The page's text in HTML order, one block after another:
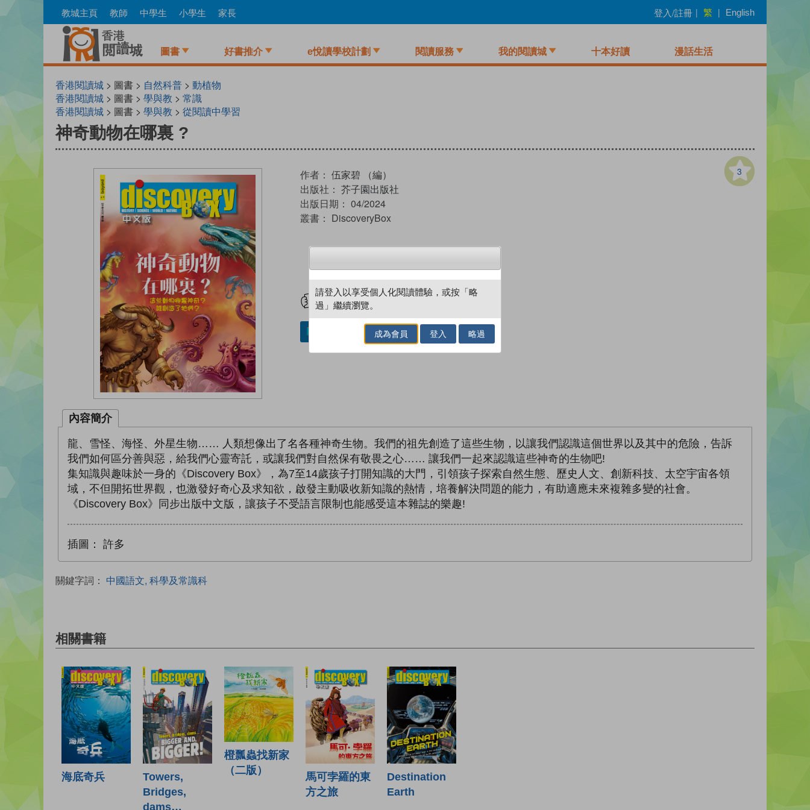
to
教城主頁 教師 中學生 小學生 家長 登入/註冊 | 繁 | English
圖書 好書推介 e悅讀學校計劃 閱讀服務 我的閱讀城 十本好讀 漫話生活
香港閱讀城 > 圖書 > 自然科普 > 動植物
香港閱讀城 > 圖書 > 學與教 > 常識
香港閱讀城 > 圖書 > 學與教 > 從閱讀中學習
神奇動物在哪裏 ?
3
作者： 伍家碧 （編）
出版社： 芥子園出版社
出版日期： 04/2024
叢書： DiscoveryBox
試閲 加入閱讀紀錄
加入／閱讀電子書
內容簡介
龍、雪怪、海怪、外星生物…… 人類想像出了名各種神奇生物。我們的祖先創造了這些生物，以讓我們認識這個世界以及其中的危險，告訴
我們如何區分善與惡，給我們心靈寄託，或讓我們對自然保有敬畏之心…… 讓我們一起來認識這些神奇的生物吧!
集知識與趣味於一身的《Discovery Box》，為7至14歲孩子打開知識的大門，引領孩子探索自然生態、歷史人文、創新科技、太空宇宙各領
域，不但開拓世界觀，也激發好奇心及求知欲，啟發主動吸收新知識的熱情，培養解決問題的能力，有助適應未來複雜多變的社會。
《Discovery Box》同步出版中文版，讓孩子不受語言限制也能感受這本雜誌的樂趣!
插圖： 許多
關鍵字詞： 中國語文, 科學及常識科
相關書籍
海底奇兵
Towers,
Bridges,
dams…
橙瓢蟲找新家
（二版）
馬可孛羅的東
方之旅
Destination
Earth
請登入以享受個人化閱讀體驗，或按「略
過」繼續瀏覽。
成為會員 登入 略過